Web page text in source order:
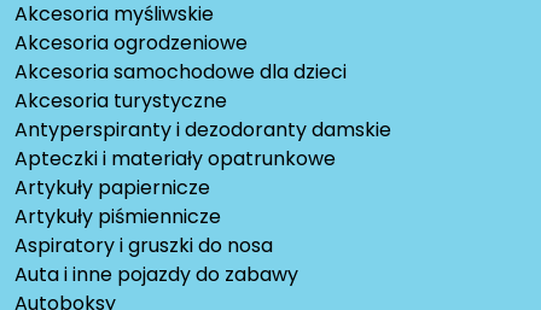
Akcesoria myśliwskie
Akcesoria ogrodzeniowe
Akcesoria samochodowe dla dzieci
Akcesoria turystyczne
Antyperspiranty i dezodoranty damskie
Apteczki i materiały opatrunkowe
Artykuły papiernicze
Artykuły piśmiennicze
Aspiratory i gruszki do nosa
Auta i inne pojazdy do zabawy
Autoboksy